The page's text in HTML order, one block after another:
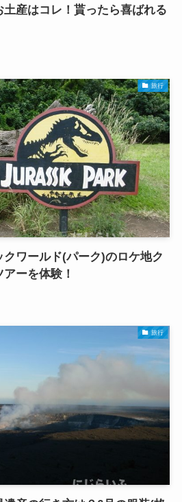
産はコレ！貰ったら喜ばれる
旅行
クワールド(パーク)のロケ地ク
ーを体験！
旅行